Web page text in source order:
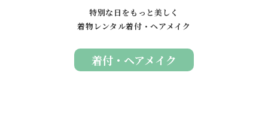
特別な日をもっと美しく
着物レンタル着付・ヘアメイク
着付・ヘアメイク